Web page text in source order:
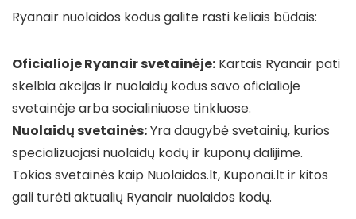
Ryanair nuolaidos kodus galite rasti keliais būdais:
Oficialioje Ryanair svetainėje: Kartais Ryanair pati
skelbia akcijas ir nuolaidų kodus savo oficialioje
svetainėje arba socialiniuose tinkluose.
Nuolaidų svetainės:Yra daugybė svetainių, kurios
specializuojasi nuolaidų kodų ir kuponų dalijime.
Tokios svetainės kaip Nuolaidos.lt, Kuponai.lt ir kitos
gali turėti aktualių Ryanair nuolaidos kodų.